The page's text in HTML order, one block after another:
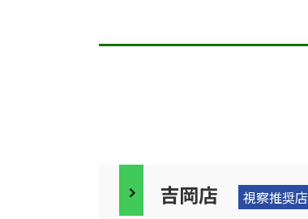
吉岡店
視察推奨店